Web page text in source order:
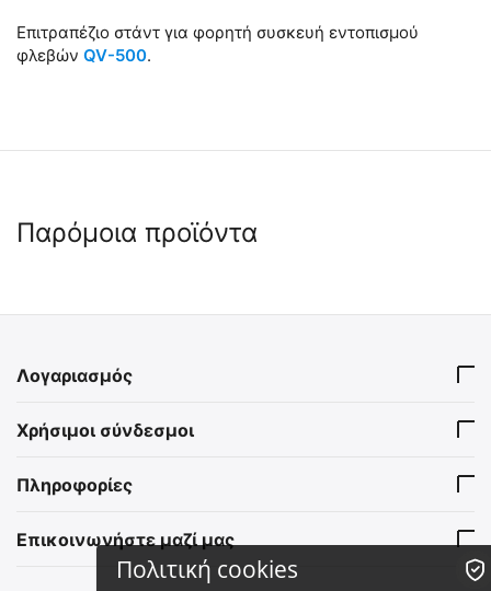
Επιτραπέζιο στάντ για φορητή συσκευή εντοπισμού
φλεβών QV-500.
Παρόμοια προϊόντα
Λογαριασμός
Χρήσιμοι σύνδεσμοι
Πληροφορίες
Επικοινωνήστε μαζί μας
Πολιτική cookies